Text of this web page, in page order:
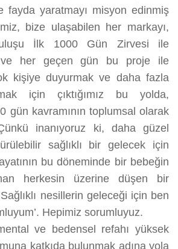
fayda yaratmayı misyon edinmiş
bize ulaşabilen her markayı,
İlk 1000 Gün Zirvesi ile
ve her geçen gün bu proje ile
kişiye duyurmak ve daha fazla
için çıktığımız bu yolda,
gün kavramının toplumsal olarak
inanıyoruz ki, daha güzel
sağlıklı bir gelecek için
bu döneminde bir bebeğin
herkesin üzerine düşen bir
nesillerin geleceği için ben
Hepimiz sorumluyuz.
ve bedensel refahı yüksek
katkıda bulunmak adına yola